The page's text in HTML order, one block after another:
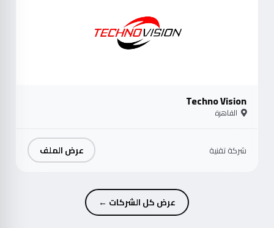
Techno Vision
القاهرة
شركة تقنية عرض الملف
عرض كل الشركات ←